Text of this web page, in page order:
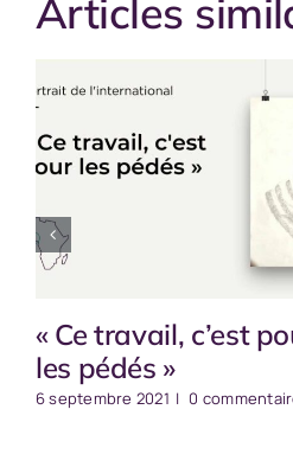
Articles
« Ce travail, c’est
les pédés »
6 septembre 2021 | 0